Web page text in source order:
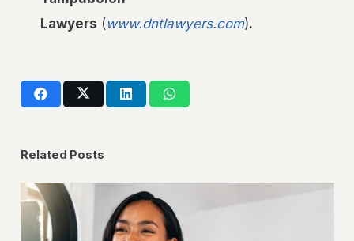
Lawyers ( www.dntlawyers.com).
Related Posts